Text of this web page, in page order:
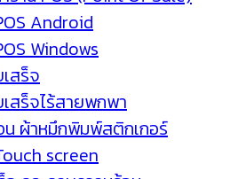
Android
Windows
สร็จ
สร็จไร้สายพกพา
ผ้าหมึกพิมพ์สติกเกอร์
screen